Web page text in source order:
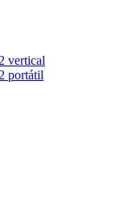
vertical
portátil